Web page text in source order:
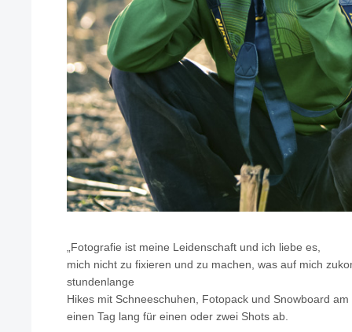
„Fotografie ist meine Leidenschaft und ich liebe es,
mich nicht zu fixieren und zu machen, was auf mich
stundenlange
Hikes mit Schneeschuhen, Fotopack und Snowboard
einen Tag lang für einen oder zwei Shots ab.